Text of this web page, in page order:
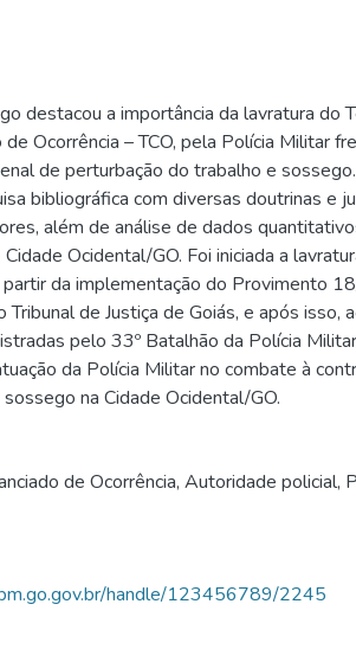
destacou a importância da lavratura do
de Ocorrência – TCO, pela Polícia Militar
de perturbação do trabalho e
bibliográfica com diversas doutrinas e
além de análise de dados
Ocidental/GO. Foi iniciada a
partir da implementação do Provimento
Tribunal de Justiça de Goiás, e após isso,
pelo 33º Batalhão da Polícia
da Polícia Militar no combate à
na Cidade Ocidental/GO.
de Ocorrência, Autoridade policial,
handle/123456789/2245